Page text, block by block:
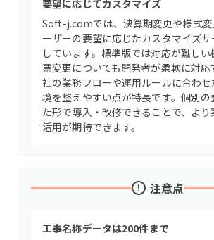
要望に応じてカスタマイズ
Soft-j.comでは、決算期変更や様式
ーザーの要望に応じたカスタマイズ
しています。標準版では対応が難し
票変更についても開発者が柔軟に対応
社の業務フローや運用ルールに合わ
境を整えやすい点が特長です。個別の
た形で導入・改修できることで、よ
活用が期待できます。
注意点
工事名称データは200件まで